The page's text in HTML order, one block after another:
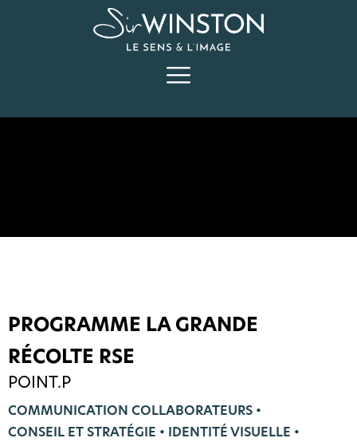
PROGRAMME LA GRANDE
RÉCOLTE RSE
POINT.P
COMMUNICATION COLLABORATEURS •
CONSEIL ET STRATÉGIE • IDENTITÉ VISUELLE •